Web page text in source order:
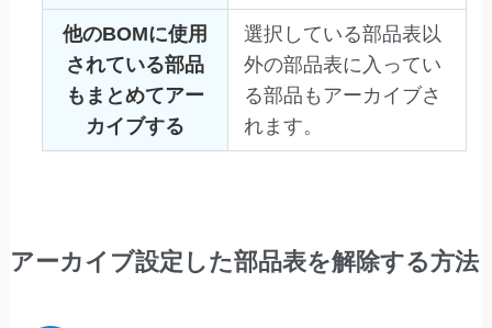
他のBOMに使用
されている部品
もまとめてアー
カイブする
選択している部品表以
外の部品表に入ってい
る部品もアーカイブさ
れます。
アーカイブ設定した部品表を解除する方法